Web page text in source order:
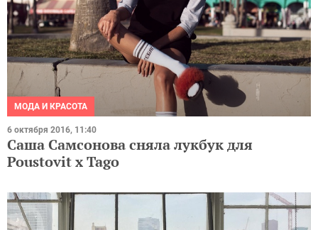
МОДА И КРАСОТА
6 октября 2016, 11:40
Саша Самсонова сняла лукбук для
Poustovit x Tago